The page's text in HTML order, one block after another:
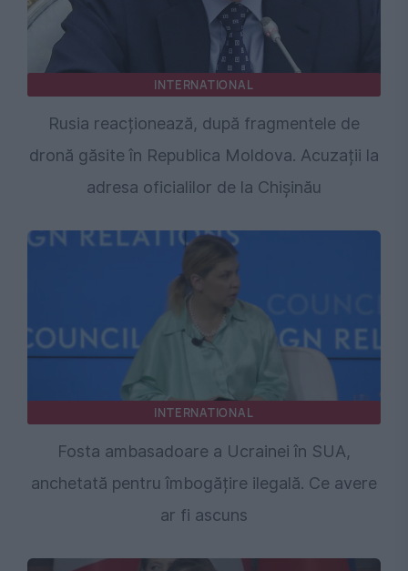
INTERNATIONAL
Rusia reacționează, după fragmentele de
dronă găsite în Republica Moldova. Acuzații la
adresa oficialilor de la Chișinău
INTERNATIONAL
Fosta ambasadoare a Ucrainei în SUA,
anchetată pentru îmbogățire ilegală. Ce avere
ar fi ascuns